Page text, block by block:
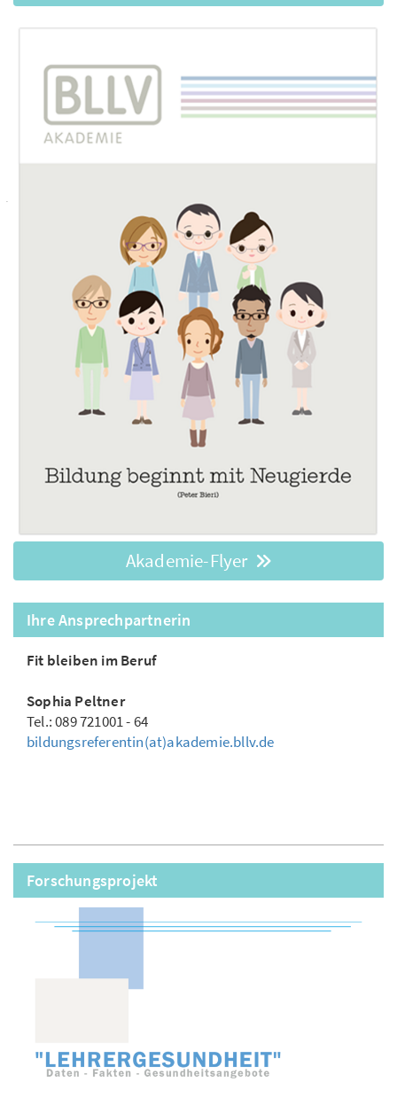
Akademie-Flyer
Ihre Ansprechpartnerin
Fit bleiben im Beruf
Sophia Peltner
Tel.: 089 721001 - 64
bildungsreferentin(at)akademie.bllv.de
Forschungsprojekt